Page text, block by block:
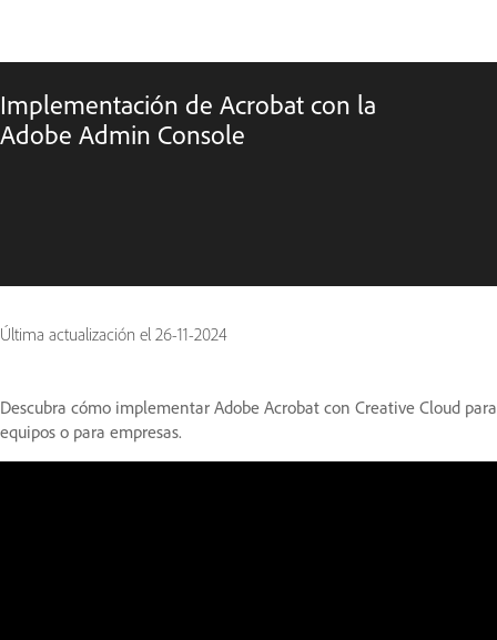
Implementación de Acrobat con la
Adobe Admin Console
Última actualización el 26-11-2024
Descubra cómo implementar Adobe Acrobat con Creative Cloud para
equipos o para empresas.